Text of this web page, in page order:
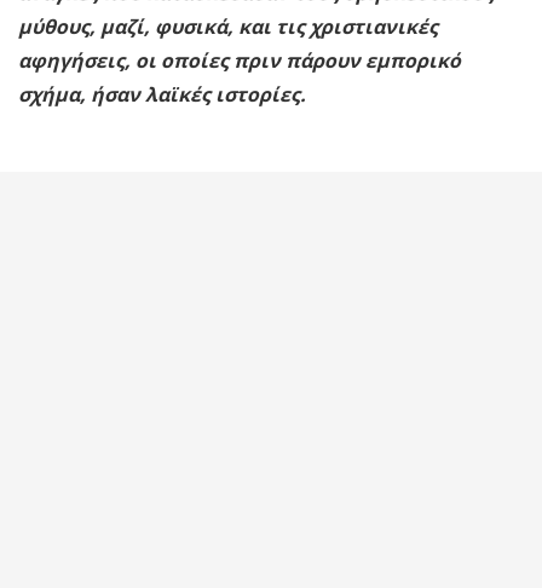
μύθους, μαζί, φυσικά, και τις χριστιανικές
αφηγήσεις, οι οποίες πριν πάρουν εμπορικό
σχήμα, ήσαν λαϊκές ιστορίες.